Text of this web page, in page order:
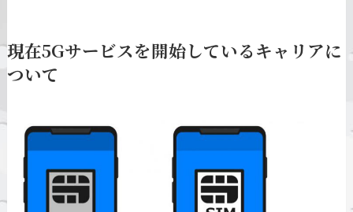
現在5Gサービスを開始しているキャリアに
ついて